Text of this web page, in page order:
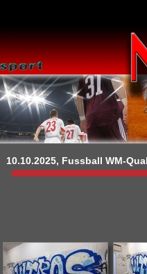
10.10.2025, Fussball WM-